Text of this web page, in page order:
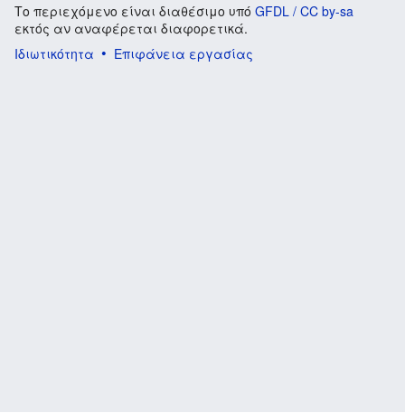
Το περιεχόμενο είναι διαθέσιμο υπό GFDL / CC by-sa
εκτός αν αναφέρεται διαφορετικά.
Ιδιωτικότητα
Επιφάνεια εργασίας